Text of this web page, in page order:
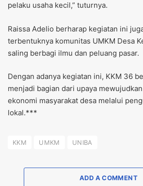
pelaku usaha kecil,” tuturnya.
Raissa Adelio berharap kegiatan ini
terbentuknya komunitas UMKM Desa
saling berbagi ilmu dan peluang pasar.
Dengan adanya kegiatan ini, KKM 36
menjadi bagian dari upaya
ekonomi masyarakat desa melalui
lokal.***
KKM UMKM UNIBA
ADD A COMMENT